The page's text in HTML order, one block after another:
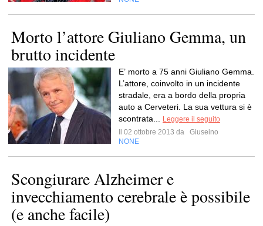
Morto l’attore Giuliano Gemma, un
brutto incidente
E’ morto a 75 anni Giuliano Gemma.
L’attore, coinvolto in un incidente
stradale, era a bordo della propria
auto a Cerveteri. La sua vettura si è
scontrata...
Leggere il seguito
Il 02 ottobre 2013 da
Giuseino
NONE
Scongiurare Alzheimer e
invecchiamento cerebrale è possibile
(e anche facile)